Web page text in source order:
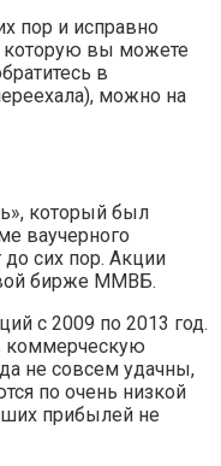
пор и исправно
которую вы можете
в
можно на
который был
ваучерного
до сих пор. Акции
бирже ММВБ.
с 2009 по 2013 год.
коммерческую
не совсем удачны,
по очень низкой
прибылей не